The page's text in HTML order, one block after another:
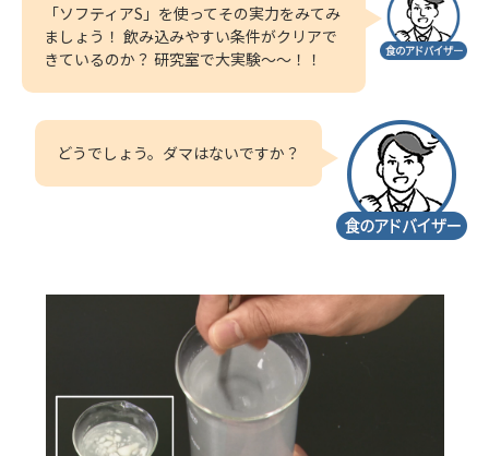
「ソフティアS」を使ってその実力をみてみ
ましょう！ 飲み込みやすい条件がクリアで
きているのか？ 研究室で大実験～～！！
どうでしょう。ダマはないですか？